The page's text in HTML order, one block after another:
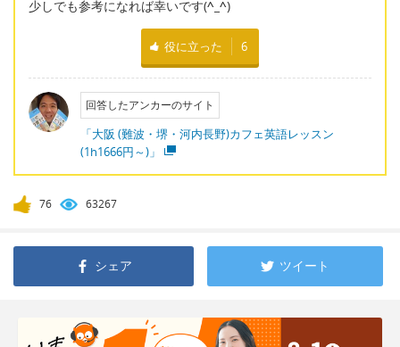
少しでも参考になれば幸いです(^_^)
役に立った 6
回答したアンカーのサイト
「大阪 (難波・堺・河内長野)カフェ英語レッスン
(1h1666円～)」
76 63267
シェア ツイート